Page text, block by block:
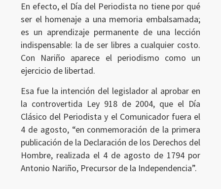
En efecto, el Día del Periodista no tiene por qué
ser el homenaje a una memoria embalsamada;
es un aprendizaje permanente de una lección
indispensable: la de ser libres a cualquier costo.
Con Nariño aparece el periodismo como un
ejercicio de libertad.
Esa fue la intención del legislador al aprobar en
la controvertida Ley 918 de 2004, que el Día
Clásico del Periodista y el Comunicador fuera el
4 de agosto, “en conmemoración de la primera
publicación de la Declaración de los Derechos del
Hombre, realizada el 4 de agosto de 1794 por
Antonio Nariño, Precursor de la Independencia”.